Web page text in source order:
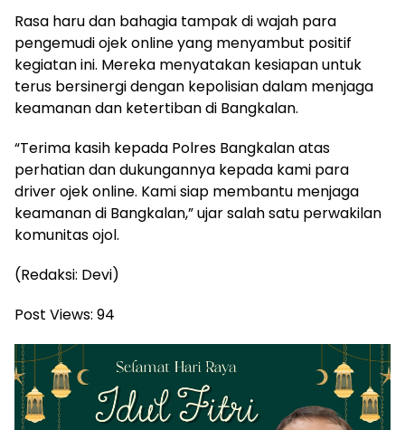
Rasa haru dan bahagia tampak di wajah para
pengemudi ojek online yang menyambut positif
kegiatan ini. Mereka menyatakan kesiapan untuk
terus bersinergi dengan kepolisian dalam menjaga
keamanan dan ketertiban di Bangkalan.
“Terima kasih kepada Polres Bangkalan atas
perhatian dan dukungannya kepada kami para
driver ojek online. Kami siap membantu menjaga
keamanan di Bangkalan,” ujar salah satu perwakilan
komunitas ojol.
(Redaksi: Devi)
Post Views: 94